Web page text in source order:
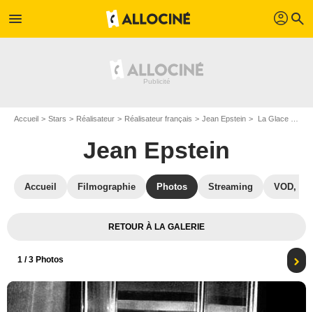
menu profil search
Accueil Stars Réalisateur Réalisateur français Jean Epstein La Glace à trois faces : Photo Jean Epstein
Jean Epstein
Accueil Filmographie Photos Streaming VOD,
RETOUR À LA GALERIE
1 / 3 Photos